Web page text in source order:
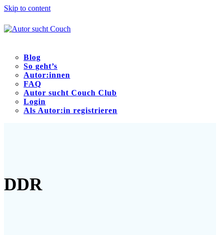
Skip to content
Blog
So geht’s
Autor:innen
FAQ
Autor sucht Couch Club
Login
Als Autor:in registrieren
DDR